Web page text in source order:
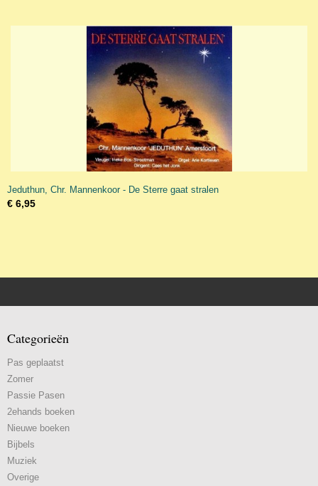
Jeduthun, Chr. Mannenkoor - De Sterre gaat stralen
€ 6,95
Categorieën
Pas geplaatst
Zomer
Passie Pasen
2ehands boeken
Nieuwe boeken
Bijbels
Muziek
Overige